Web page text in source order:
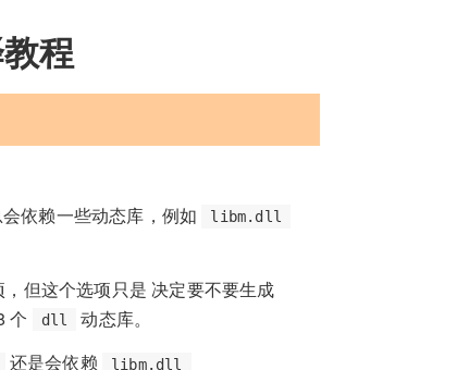
程
依赖一些动态库，例如 libm.dll
，但这个选项只是 决定要不要生成
个 dll
动态库。
还是会依赖 libm.dll